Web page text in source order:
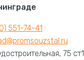
551-74-41
75 ст1